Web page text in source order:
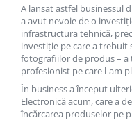
Figurine si decoratiuni
Globuri
Instalatii de Craciun
Lumanari si candele
Suporturi lumanari
Curatenie
A lansat astfel businessul
a avut nevoie de o
infrastructura tehnică,
investiţie pe care a trebuit
fotografiilor de produs –
profesionist pe care l-am
În business a început
Electronică acum, care a
încărcarea produselor pe